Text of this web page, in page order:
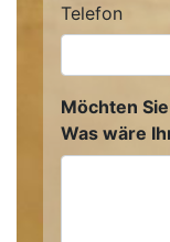
Telefon
Möchten
Was wäre